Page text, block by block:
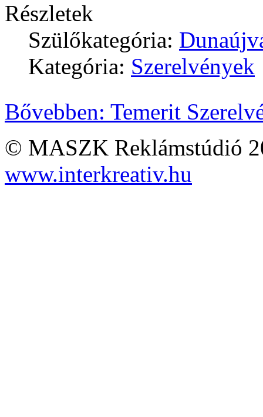
Részletek
Szülőkategória:
Kategória: Szerelvények
Bővebben: Temerit
© MASZK Reklámstúdió
www.interkreativ.hu